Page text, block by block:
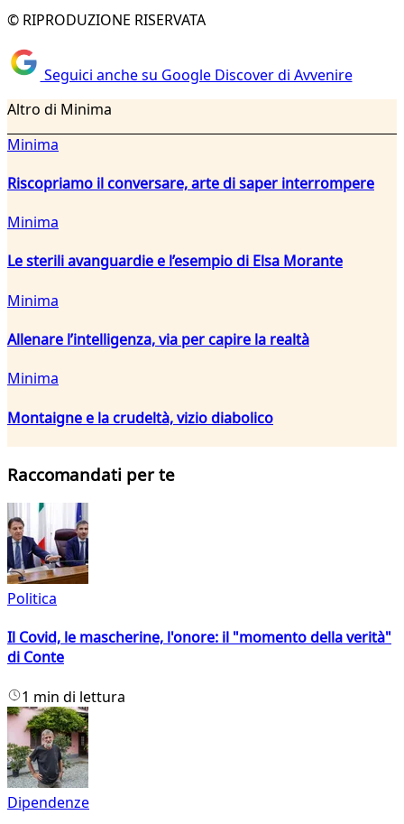
© RIPRODUZIONE RISERVATA
Seguici anche su Google Discover di Avvenire
Altro di Minima
Minima
Riscopriamo il conversare, arte di saper interrompere
Minima
Le sterili avanguardie e l’esempio di Elsa Morante
Minima
Allenare l’intelligenza, via per capire la realtà
Minima
Montaigne e la crudeltà, vizio diabolico
Raccomandati per te
Politica
Il Covid, le mascherine, l'onore: il "momento della verità"
di Conte
1 min di lettura
Dipendenze